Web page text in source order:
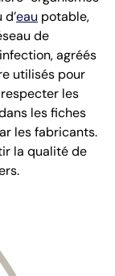
eau potable,
de
agréés
utilisés pour
les
les fiches
les fabricants.
la qualité de